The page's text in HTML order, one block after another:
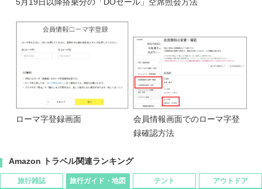
ローマ字登録画面
会員情報画面でのローマ字登
録確認方法
Amazon トラベル関連ランキング
旅行雑誌 旅行ガイド・地図 テント アウトドア